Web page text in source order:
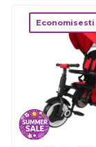
Economisesti